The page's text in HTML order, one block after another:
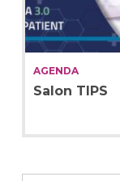
AGENDA
Salon TIPS